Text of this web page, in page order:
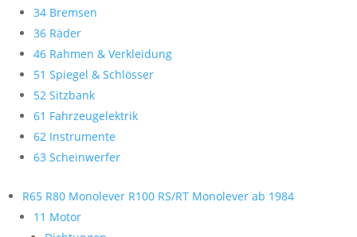
34 Bremsen
36 Räder
46 Rahmen & Verkleidung
51 Spiegel & Schlösser
52 Sitzbank
61 Fahrzeugelektrik
62 Instrumente
63 Scheinwerfer
R65 R80 Monolever R100 RS/RT Monolever ab 1984
11 Motor